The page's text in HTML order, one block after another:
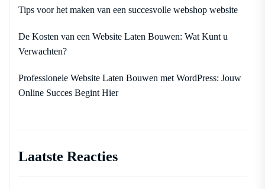
Tips voor het maken van een succesvolle webshop website
De Kosten van een Website Laten Bouwen: Wat Kunt u
Verwachten?
Professionele Website Laten Bouwen met WordPress: Jouw
Online Succes Begint Hier
Laatste Reacties